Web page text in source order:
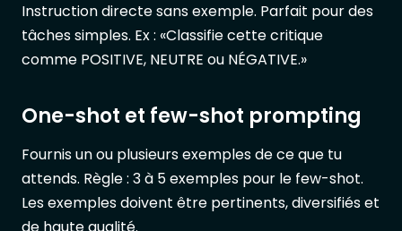
Instruction directe sans exemple. Parfait pour des
tâches simples. Ex : «Classifie cette critique
comme POSITIVE, NEUTRE ou NÉGATIVE.»
One-shot et few-shot prompting
Fournis un ou plusieurs exemples de ce que tu
attends. Règle : 3 à 5 exemples pour le few-shot.
Les exemples doivent être pertinents, diversifiés et